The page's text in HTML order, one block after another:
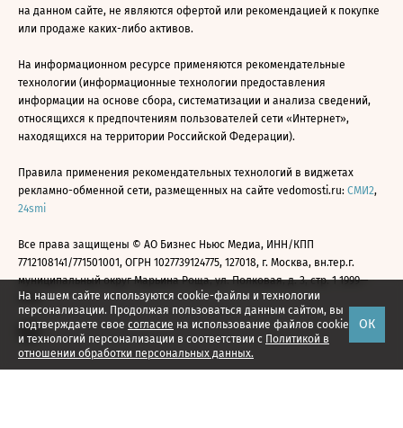
На нашем сайте используются cookie-файлы и технологии
персонализации. Продолжая пользоваться данным сайтом, вы
подтверждаете свое согласие на использование файлов cookie
и технологий персонализации в соответствии с Политикой в
отношении обработки персональных данных.
ОК
на данном сайте, не являются офертой или рекомендацией к покупке
или продаже каких-либо активов.
На информационном ресурсе применяются рекомендательные
технологии (информационные технологии предоставления
информации на основе сбора, систематизации и анализа сведений,
относящихся к предпочтениям пользователей сети «Интернет»,
находящихся на территории Российской Федерации).
Правила применения рекомендательных технологий в виджетах
рекламно-обменной сети, размещенных на сайте vedomosti.ru: СМИ2,
24smi
Все права защищены © АО Бизнес Ньюс Медиа, ИНН/КПП
7712108141/771501001, ОГРН 1027739124775, 127018, г. Москва, вн.тер.г.
муниципальный округ Марьина Роща, ул. Полковая, д. 3, стр. 1 1999—
2026